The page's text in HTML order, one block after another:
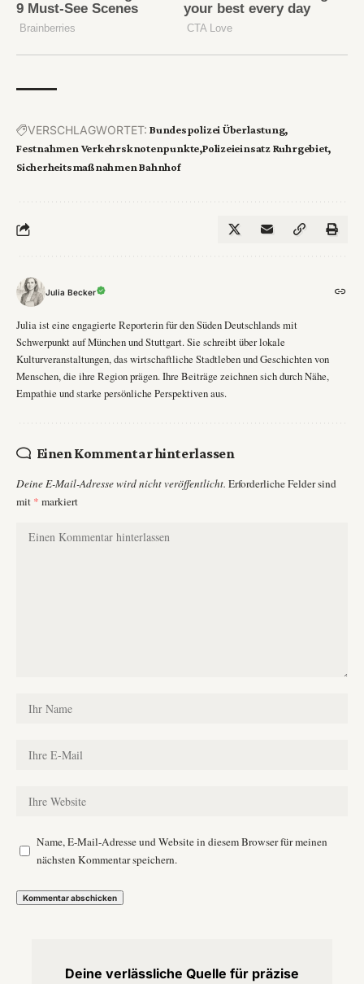
VERSCHLAGWORTET: Bundespolizei Überlastung
Festnahmen Verkehrsknotenpunkte Polizeieinsatz Ruhrgebiet
Sicherheitsmaßnahmen Bahnhof
Julia Becker
Julia ist eine engagierte Reporterin für den Süden Deutschlands mit
Schwerpunkt auf München und Stuttgart. Sie schreibt über lokale
Kulturveranstaltungen, das wirtschaftliche Stadtleben und Geschichten von
Menschen, die ihre Region prägen. Ihre Beiträge zeichnen sich durch Nähe,
Empathie und starke persönliche Perspektiven aus.
Einen Kommentar hinterlassen
Deine E-Mail-Adresse wird nicht veröffentlicht. Erforderliche Felder sind
mit * markiert
Name, E-Mail-Adresse und Website in diesem Browser für meinen
nächsten Kommentar speichern.
Deine verlässliche Quelle für präzise